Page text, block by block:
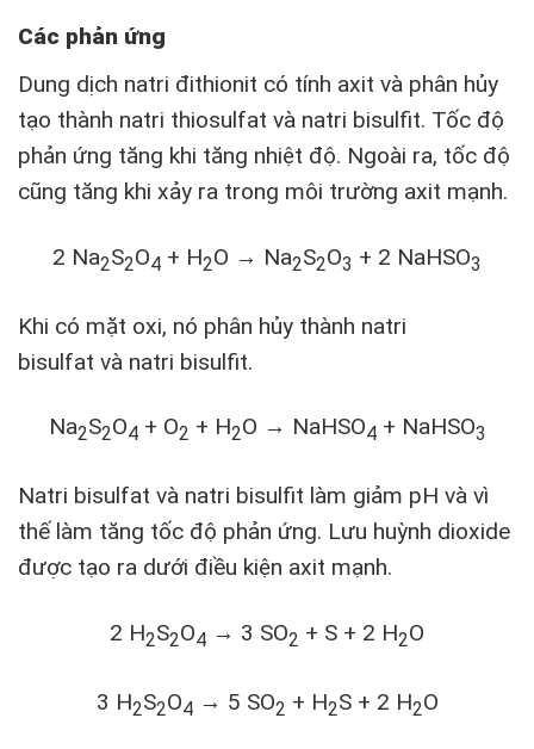
Các phản ứng
Dung dịch natri đithionit có tính axit và phân hủy
tạo thành natri thiosulfat và natri bisulfit. Tốc độ
phản ứng tăng khi tăng nhiệt độ. Ngoài ra, tốc độ
cũng tăng khi xảy ra trong môi trường axit mạnh.
2 Na2S2O4 + H2O → Na2S2O3 + 2 NaHSO3
Khi có mặt oxi, nó phân hủy thành natri
bisulfat và natri bisulfit.
Na2S2O4+ O2 + H2O → NaHSO4+ NaHSO3
Natri bisulfat và natri bisulfit làm giảm pH và vì
thế làm tăng tốc độ phản ứng. Lưu huỳnh dioxide
được tạo ra dưới điều kiện axit mạnh.
2 H2S2O4 → 3 SO2 + S + 2 H2O
3 H2S2O4→ 5 SO2 + H2S + 2 H2O